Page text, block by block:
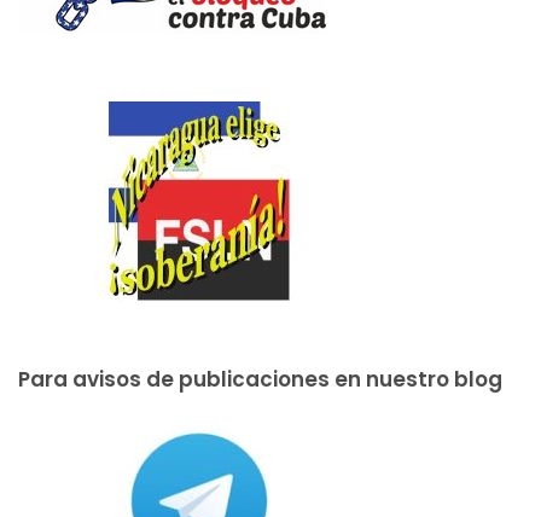
Para avisos de publicaciones en nuestro blog